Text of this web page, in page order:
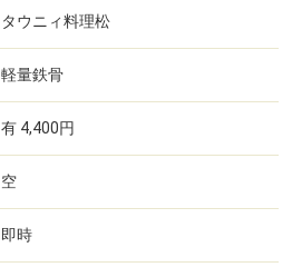
タウニィ料理松
軽量鉄骨
有 4,400円
空
即時